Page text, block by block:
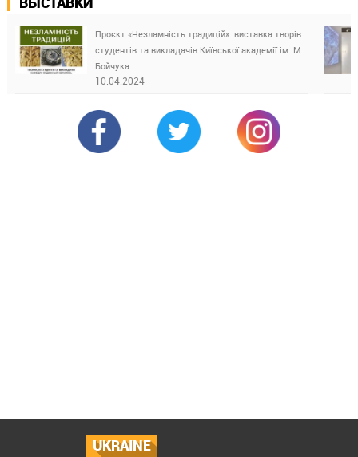
Проєкт «Незламність традицій»: виставка творів
студентів та викладачів Київської академії ім. М.
Бойчука
10.04.2024
UKRAINE